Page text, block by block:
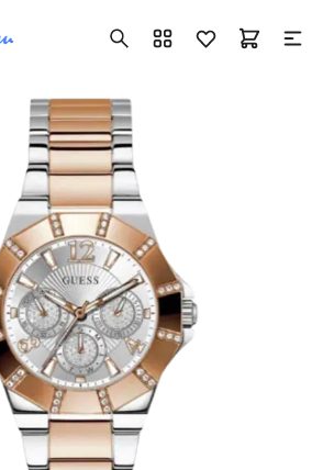
+7 ( 705 ) 181-42-50
info@vetervremeni.kz
Авторизация
Каталог
Мужские часы